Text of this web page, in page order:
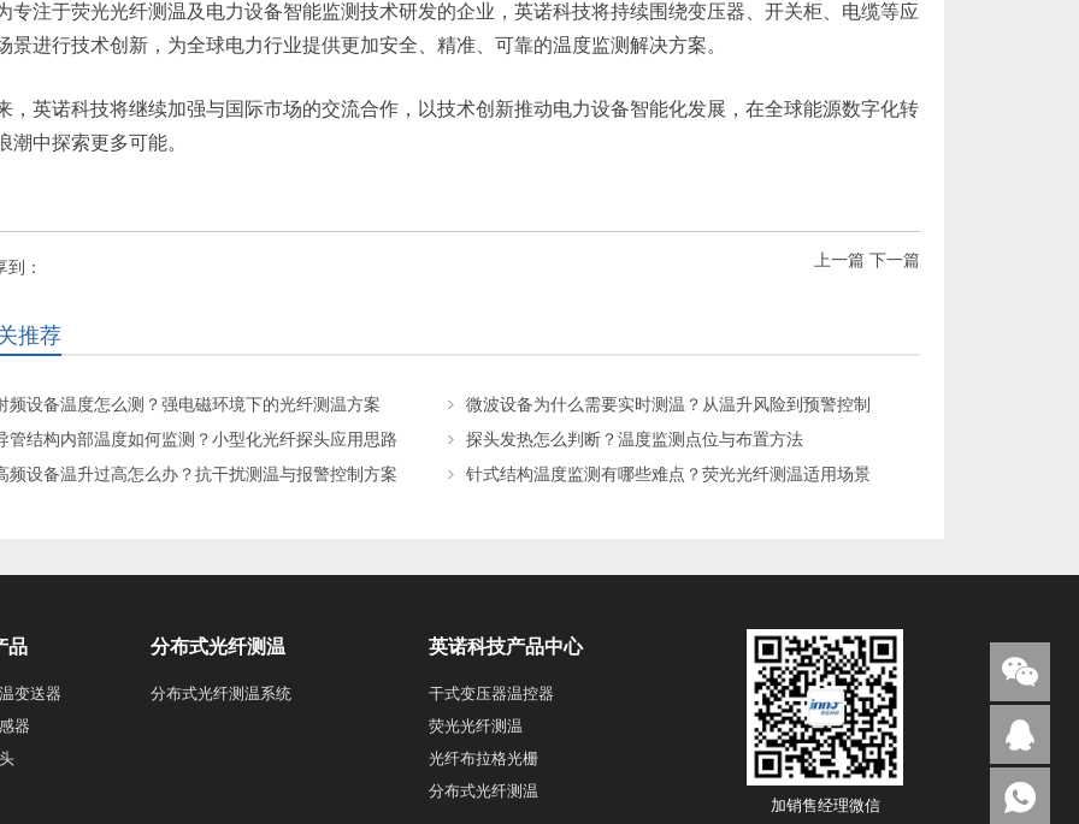
专注于荧光光纤测温及电力设备智能监测技术研发的企业，英诺科技将持续围绕变压器、开关柜、电缆等应
景进行技术创新，为全球电力行业提供更加安全、精准、可靠的温度监测解决方案。
，英诺科技将继续加强与国际市场的交流合作，以技术创新推动电力设备智能化发展，在全球能源数字化转
潮中探索更多可能。
上一篇 下一篇
到：
推荐
频设备温度怎么测？强电磁环境下的光纤测温方案
微波设备为什么需要实时测温？从温升风险到预警控制
管结构内部温度如何监测？小型化光纤探头应用思路
探头发热怎么判断？温度监测点位与布置方法
频设备温升过高怎么办？抗干扰测温与报警控制方案
针式结构温度监测有哪些难点？荧光光纤测温适用场景
品
变送器
器
分布式光纤测温
分布式光纤测温系统
英诺科技产品中心
干式变压器温控器
荧光光纤测温
光纤布拉格光栅
分布式光纤测温
加销售经理微信